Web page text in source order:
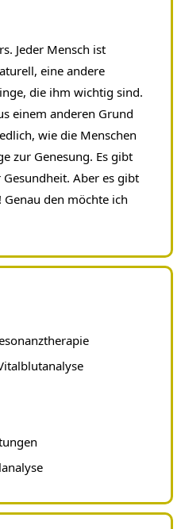
Jeder Mensch ist
eine andere
die ihm wichtig sind.
einem anderen Grund
wie die Menschen
zur Genesung. Es gibt
Gesundheit. Aber es gibt
den möchte ich